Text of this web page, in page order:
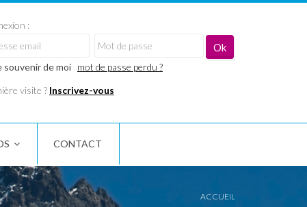
:
souvenir de moi mot de passe perdu ?
visite ? Inscrivez-vous
CONTACT
ACCUEIL